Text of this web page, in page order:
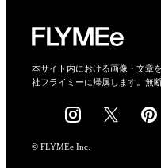
会社概要
採用情報
本サイト内における画像・文章
社フライミーに帰属します。無
© FLYMEe Inc.